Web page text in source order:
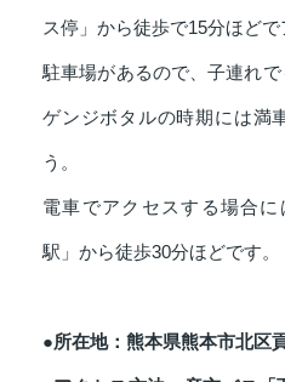
ス停」から徒歩で15分ほどで
駐車場があるので、子連れで
ゲンジボタルの時期には満
う。
電車でアクセスする場合
駅」から徒歩30分ほどです。
●所在地：熊本県熊本市北区